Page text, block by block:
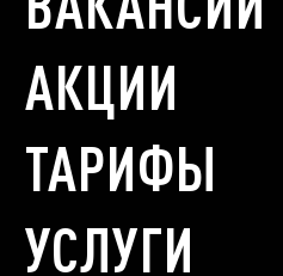
АКЦИИ
ТАРИФЫ
УСЛУГИ